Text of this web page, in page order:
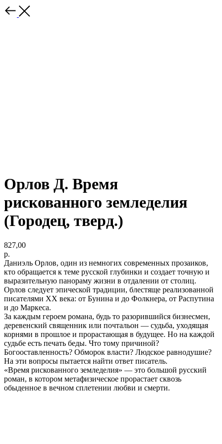
Орлов Д. Время
рискованного земледелия
(Городец, тверд.)
827,00
р.
Даниэль Орлов, один из немногих современных про­заиков,
кто обращается к теме русской глубинки и созда­ет точную и
выразительную панораму жизни в отдалении от столиц.
Орлов следует эпической традиции, блестяще реализованной
писателями XX века: от Бунина и до Фолкнера, от Распутина
и до Маркеса.
За каждым героем рома­на, будь то разорившийся бизнесмен,
деревенский священ­ник или почтальон — судьба, уходящая
корнями в про­шлое и прорастающая в будущее. Но на каждой
судьбе есть печать беды. Что тому причиной?
Богооставленность? Обморок власти? Людское равнодушие?
На эти вопросы пытается найти ответ писатель.
«Время рискованного зем­леделия» — это большой русский
роман, в котором мета­физическое прорастает сквозь
обыденное в вечном спле­тении любви и смерти.